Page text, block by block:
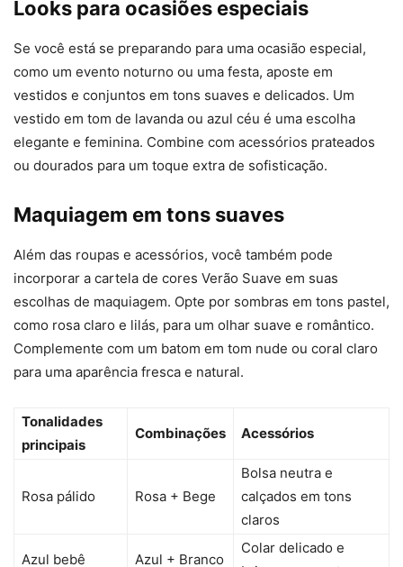
Looks para ocasiões especiais
Se você está se preparando para uma ocasião especial,
como um evento noturno ou uma festa, aposte em
vestidos e conjuntos em tons suaves e delicados. Um
vestido em tom de lavanda ou azul céu é uma escolha
elegante e feminina. Combine com acessórios prateados
ou dourados para um toque extra de sofisticação.
Maquiagem em tons suaves
Além das roupas e acessórios, você também pode
incorporar a cartela de cores Verão Suave em suas
escolhas de maquiagem. Opte por sombras em tons pastel,
como rosa claro e lilás, para um olhar suave e romântico.
Complemente com um batom em tom nude ou coral claro
para uma aparência fresca e natural.
Tonalidades
principais
Combinações Acessórios
Rosa pálido Rosa + Bege
Bolsa neutra e
calçados em tons
claros
Azul bebê Azul + Branco
Colar delicado e